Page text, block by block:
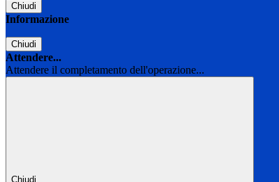
Chiudi
Informazione
Chiudi
Attendere...
Attendere il completamento dell'operazione...
Chiudi